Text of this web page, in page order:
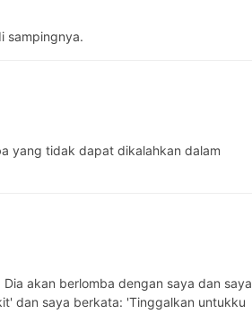
sampingnya.
akan berlomba dengan saya dan saya
dan saya berkata: 'Tinggalkan untukku